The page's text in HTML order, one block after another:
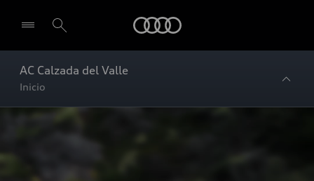
AC Calzada del Valle
Inicio